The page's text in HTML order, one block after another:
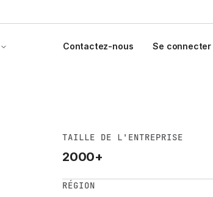
Contactez-nous Se connecter
TAILLE DE L'ENTREPRISE
2000+
RÉGION